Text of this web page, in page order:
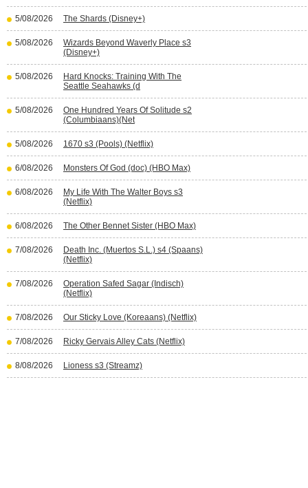
5/08/2026 The Shards (Disney+)
5/08/2026
Wizards Beyond Waverly Place s3
(Disney+)
5/08/2026
Hard Knocks: Training With The
Seattle Seahawks (d
5/08/2026
One Hundred Years Of Solitude s2
(Columbiaans)(Net
5/08/2026 1670 s3 (Pools) (Netflix)
6/08/2026 Monsters Of God (doc) (HBO Max)
6/08/2026
My Life With The Walter Boys s3
(Netflix)
6/08/2026 The Other Bennet Sister (HBO Max)
7/08/2026
Death Inc. (Muertos S.L.) s4 (Spaans)
(Netflix)
7/08/2026
Operation Safed Sagar (Indisch)
(Netflix)
7/08/2026 Our Sticky Love (Koreaans) (Netflix)
7/08/2026 Ricky Gervais Alley Cats (Netflix)
8/08/2026 Lioness s3 (Streamz)